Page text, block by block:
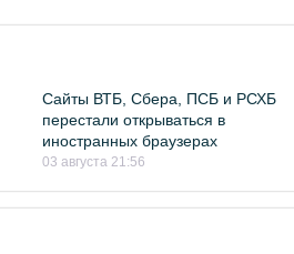
Сайты ВТБ, Сбера, ПСБ и РСХБ
перестали открываться в
иностранных браузерах
03 августа 21:56